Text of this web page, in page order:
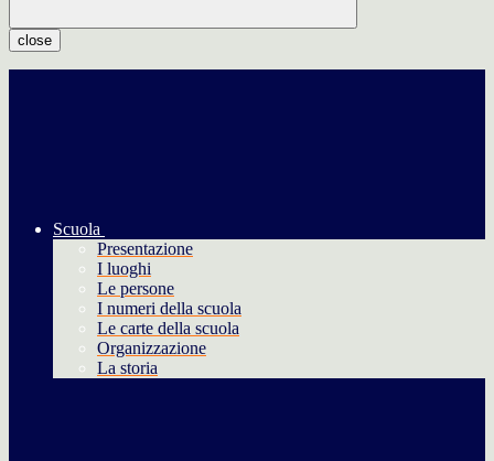
close
Scuola
Presentazione
I luoghi
Le persone
I numeri della scuola
Le carte della scuola
Organizzazione
La storia